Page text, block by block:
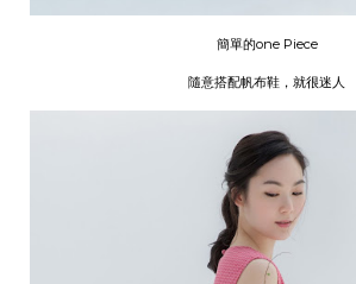
簡單的one Piece
隨意搭配帆布鞋，就很迷人